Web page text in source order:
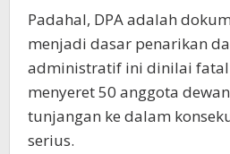
Padahal, DPA adalah
menjadi dasar penarikan
administratif ini dinilai fatal
menyeret 50 anggota
tunjangan ke dalam
serius.‎‎